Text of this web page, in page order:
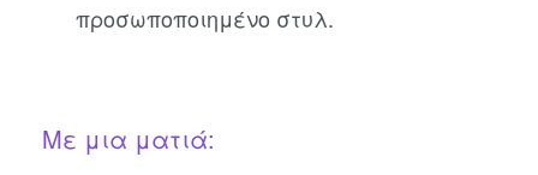
προσωποποιημένο στυλ.
Με μια ματιά: